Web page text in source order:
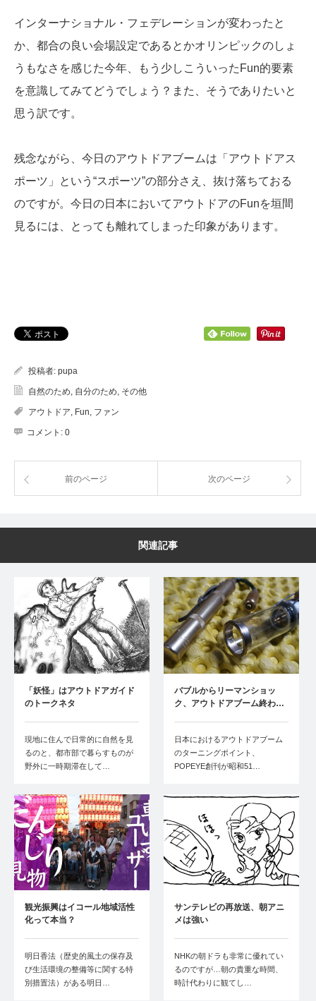
インターナショナル・フェデレーションが変わったと
か、都合の良い会場設定であるとかオリンピックのしょ
うもなさを感じた今年、もう少しこういったFun的要素
を意識してみてどうでしょう？また、そうでありたいと
思う訳です。
残念ながら、今日のアウトドアブームは「アウトドアス
ポーツ」という“スポーツ”の部分さえ、抜け落ちておる
のですが。今日の日本においてアウトドアのFunを垣間
見るには、とっても離れてしまった印象があります。
投稿者: pupa
自然のため, 自分のため, その他
アウトドア, Fun, ファン
コメント: 0
前のページ 次のページ
関連記事
「妖怪」はアウトドアガイド
のトークネタ
現地に住んで日常的に自然を見
るのと、都市部で暮らすものが
野外に一時期滞在して…
バブルからリーマンショッ
ク、アウトドアブーム終わ…
日本におけるアウトドアブーム
のターニングポイント、
POPEYE創刊が昭和51…
観光振興はイコール地域活性
化って本当？
明日香法（歴史的風土の保存及
び生活環境の整備等に関する特
別措置法）がある明日…
サンテレビの再放送、朝アニ
メは強い
NHKの朝ドラも非常に優れてい
るのですが…朝の貴重な時間、
時計代わりに観てし…